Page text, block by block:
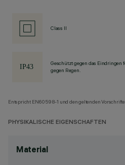
Class II
Geschützt gegen das Eindringen
gegen Regen.
Entspricht EN60598-1 und den geltenden
PHYSIKALISCHE EIGENSCHAFTEN
Material